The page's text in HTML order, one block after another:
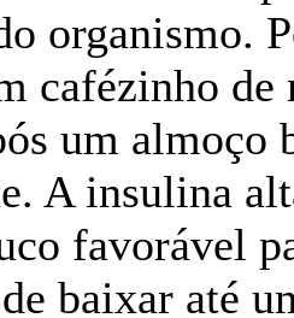
organismo.
cafézinho
um almoço
A insulina
favorável
baixar até